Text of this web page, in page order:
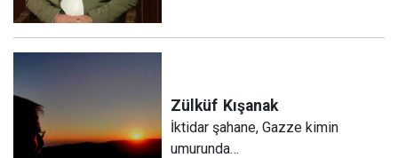
Zülküf Kışanak
İktidar şahane, Gazze kimin
umurunda…